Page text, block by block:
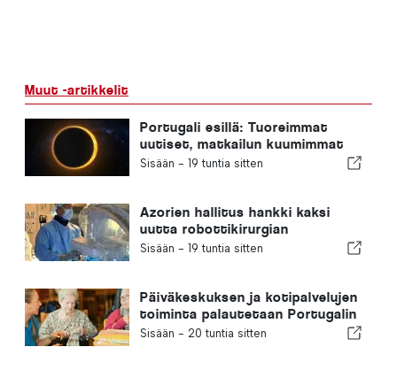
Muut -artikkelit
Portugali esillä: Tuoreimmat
uutiset, matkailun kuumimmat
uutiset ja otsikoihin nousseet
Sisään - 19 tuntia sitten
Azorien hallitus hankki kaksi
uutta robottikirurgian
järjestelmää
Sisään - 19 tuntia sitten
Päiväkeskuksen ja kotipalvelujen
toiminta palautetaan Portugalin
kuntaan
Sisään - 20 tuntia sitten